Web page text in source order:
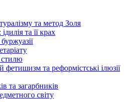
та метод Золя
та її крах
стилю
фетишизм та реформістські ілюзії
та загарбників
світу